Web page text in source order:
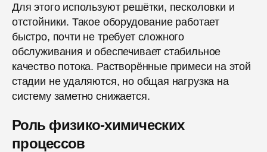
Для этого используют решётки, песколовки и
отстойники. Такое оборудование работает
быстро, почти не требует сложного
обслуживания и обеспечивает стабильное
качество потока. Растворённые примеси на этой
стадии не удаляются, но общая нагрузка на
систему заметно снижается.
Роль физико-химических
процессов